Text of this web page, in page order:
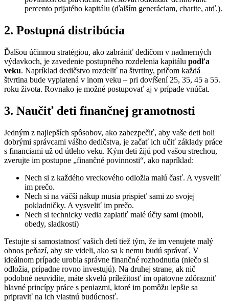
percento prijatého kapitálu (ďalším generáciam, charite, atď.).
2. Postupná distribúcia
Ďalšou účinnou stratégiou, ako zabrániť dedičom v nadmerných
výdavkoch, je zavedenie postupného rozdelenia kapitálu podľa
veku. Napríklad dedičstvo rozdeliť na štvrtiny, pričom každá
štvrtina bude vyplatená v inom veku – pri dovŕšení 25, 35, 45 a 55.
roku života. Rovnako je možné postupovať aj v prípade vnúčat.
3. Naučiť deti finančnej gramotnosti
Jedným z najlepších spôsobov, ako zabezpečiť, aby vaše deti boli
dobrými správcami vášho dedičstva, je začať ich učiť základy práce
s financiami už od útleho veku. Kým deti žijú pod vašou strechou,
zverujte im postupne „finančné povinnosti“, ako napríklad:
Nech si z každého vreckového odložia malú časť. A vysveliť
im prečo.
Nech si na väčší nákup musia prispieť sami zo svojej
pokladničky. A vysveliť im prečo.
Nech si technicky vedia zaplatiť malé účty sami (mobil,
obedy, sladkosti)
Testujte si samostatnosť vašich detí tiež tým, že im venujete malý
obnos peňazí, aby ste videli, ako sa k nemu budú správať. V
ideálnom prípade urobia správne finančné rozhodnutia (niečo si
odložia, prípadne rovno investujú). Na druhej strane, ak nič
podobné neuvidíte, máte skvelú príležitosť im opätovne zdôrazniť
hlavné princípy práce s peniazmi, ktoré im pomôžu lepšie sa
pripraviť na ich vlastnú budúcnosť.